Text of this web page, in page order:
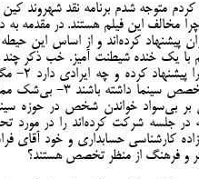
مخالف این فیلم هستند. در مقدمه به
پیشنهاد کرده‌اند و از اساس
با یک خنده شیطنت آمیز. خب ذکر
1- یک
دیگری معرفی نکند و
که در جلسه شرکت کرده‌اند را در
کارشناسی حسابداری و خود آقای
و فرهنگ از منظر تخصص هستند؟